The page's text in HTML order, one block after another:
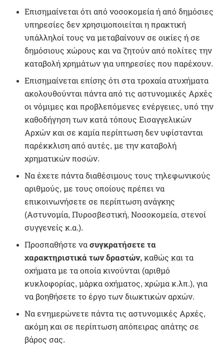
Επισημαίνεται ότι από νοσοκομεία ή από δημόσιες
υπηρεσίες δεν χρησιμοποιείται η πρακτική
υπάλληλοί τους να μεταβαίνουν σε οικίες ή σε
δημόσιους χώρους και να ζητούν από πολίτες την
καταβολή χρημάτων για υπηρεσίες που παρέχουν.
Επισημαίνεται επίσης ότι στα τροχαία ατυχήματα
ακολουθούνται πάντα από τις αστυνομικές Αρχές
οι νόμιμες και προβλεπόμενες ενέργειες, υπό την
καθοδήγηση των κατά τόπους Εισαγγελικών
Αρχών και σε καμία περίπτωση δεν υφίστανται
παρέκκλιση από αυτές, με την καταβολή
χρηματικών ποσών.
Να έχετε πάντα διαθέσιμους τους τηλεφωνικούς
αριθμούς, με τους οποίους πρέπει να
επικοινωνήσετε σε περίπτωση ανάγκης
(Αστυνομία, Πυροσβεστική, Νοσοκομεία, στενοί
συγγενείς κ.α.).
Προσπαθήστε νασυγκρατήσετε τα
χαρακτηριστικά των δραστών, καθώς και τα
οχήματα με τα οποία κινούνται (αριθμό
κυκλοφορίας, μάρκα οχήματος, χρώμα κ.λπ.), για
να βοηθήσετε το έργο των διωκτικών αρχών.
Να ενημερώνετε πάντα τις αστυνομικές Αρχές,
ακόμη και σε περίπτωση απόπειρας απάτης σε
βάρος σας.